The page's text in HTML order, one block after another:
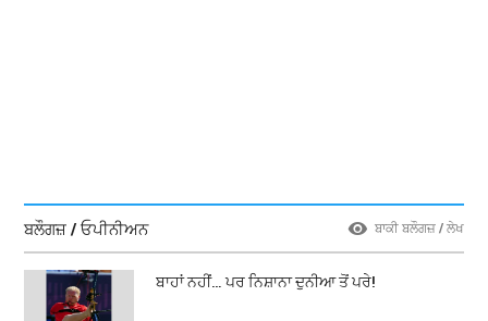
ਬਲੌਗਜ਼ / ਓਪੀਨੀਅਨ ਬਾਕੀ ਬਲੌਗਜ਼ / ਲੇਖ
ਬਾਹਾਂ ਨਹੀਂ… ਪਰ ਨਿਸ਼ਾਨਾ ਦੁਨੀਆ ਤੋਂ ਪਰੇ!